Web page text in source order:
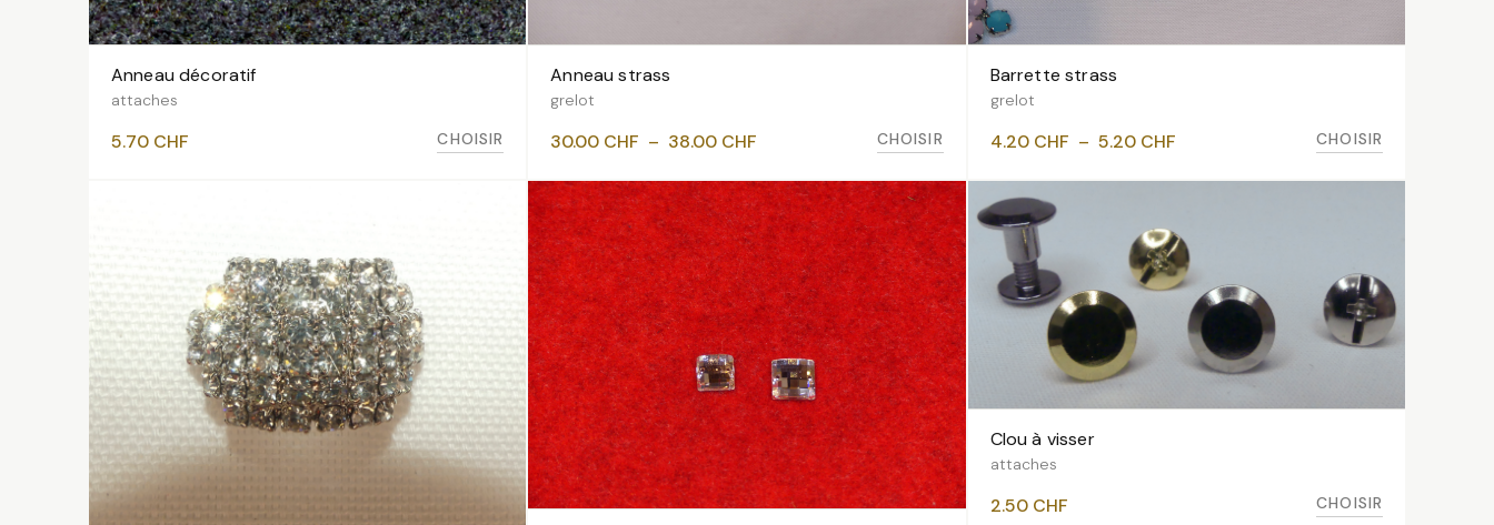
VOIR LES VARIANTES
Anneau décoratif
attaches
5.70 CHF CHOISIR
VOIR LES VARIANTES
Anneau strass
grelot
30.00 CHF – 38.00 CHF
prix :
30.00 CHF
à
38.00 CHF
CHOISIR
VOIR LES VARIANTES
Barrette strass
grelot
4.20 CHF – 5.20 CHFPlage
4.20 CHF
à
5.20 CHF
CHOISIR
Clou à visser
attaches
2.50 CHF CHOISIR